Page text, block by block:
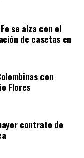
se alza con el
de casetas en
con
Flores
contrato de